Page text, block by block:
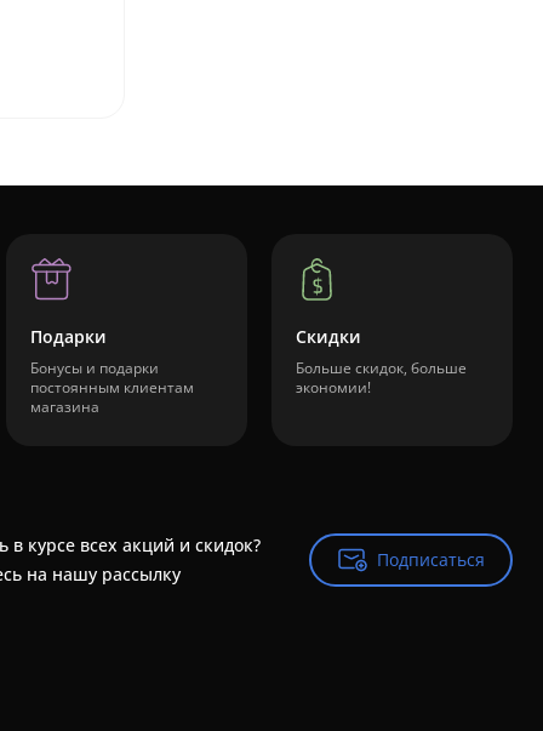
Подарки
Бонусы и подарки
постоянным клиентам
магазина
Скидки
Больше скидок, больше
экономии!
в курсе всех акций и скидок?
на нашу рассылку
Подписаться
Подписаться